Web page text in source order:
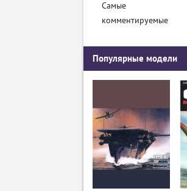
Самые
комментируемые
Популярные модели